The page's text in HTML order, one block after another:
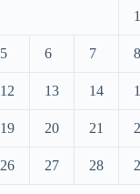
1
5 6 7 8
12 13 14
19 20 21
26 27 28